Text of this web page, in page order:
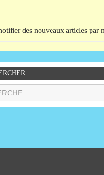
des nouveaux articles par